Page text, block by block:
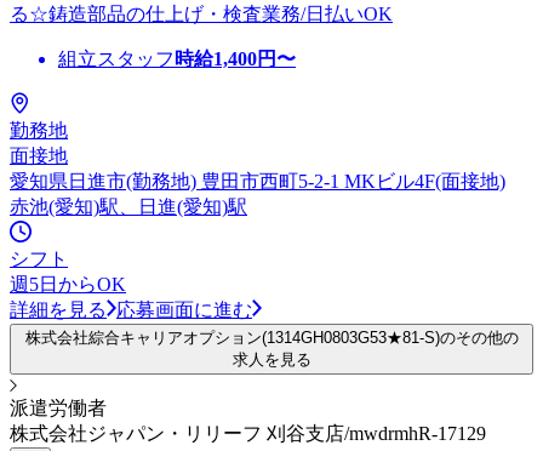
る☆鋳造部品の仕上げ・検査業務/日払いOK
組立スタッフ 時給1,400円〜
勤務地
面接地
愛知県日進市(勤務地) 豊田市西町5-2-1 MKビル4F(面接地)
赤池(愛知)駅、日進(愛知)駅
シフト
週5日からOK
詳細を見る
応募画面に進む
株式会社綜合キャリアオプション(1314GH0803G53★81-S)のその他の
求人を見る
派遣労働者
株式会社ジャパン・リリーフ 刈谷支店/mwdrmhR-17129